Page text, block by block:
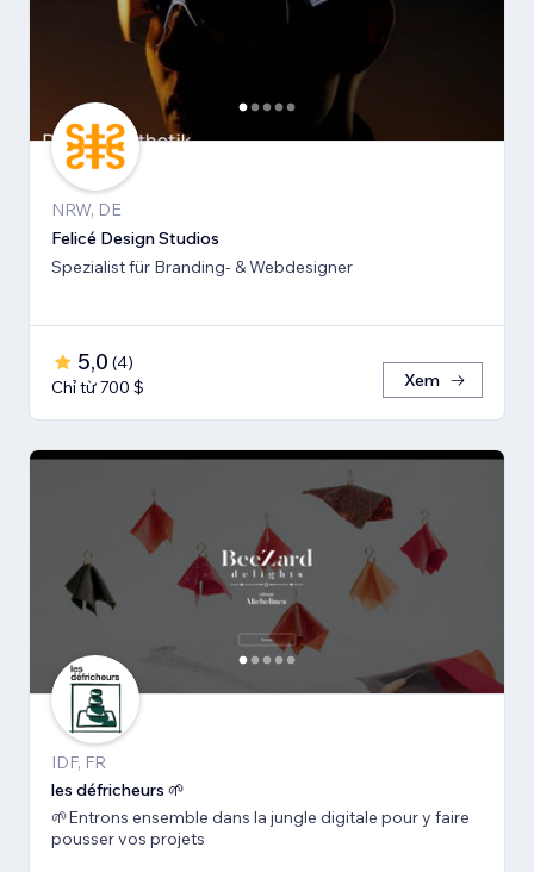
NRW, DE
Felicé Design Studios
Spezialist für Branding- & Webdesigner
5,0 (4)
Chỉ từ 700 $
Xem
IDF, FR
les défricheurs 🌱
🌱Entrons ensemble dans la jungle digitale pour y faire
pousser vos projets